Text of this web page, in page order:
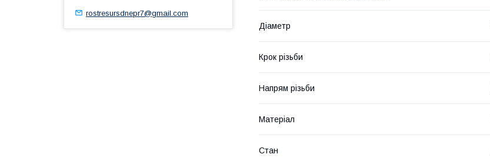
Діаметр
Крок різьби
Напрям різьби
Матеріал
Стан
rostresursdnepr7@gmail.com